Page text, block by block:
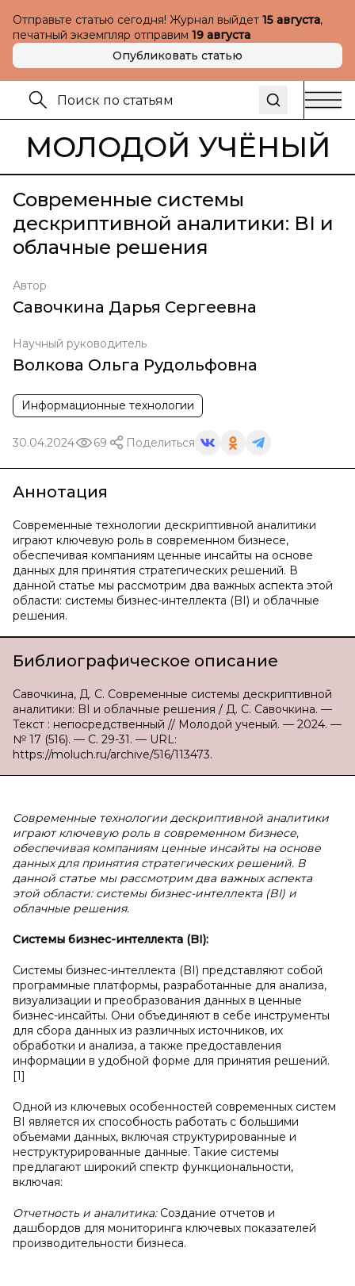
Отправьте статью сегодня! Журнал выйдет 15 августа,
печатный экземпляр отправим 19 августа
Опубликовать статью
МОЛОДОЙ УЧЁНЫЙ
Современные системы
дескриптивной аналитики: BI и
облачные решения
Автор
Савочкина Дарья Сергеевна
Научный руководитель
Волкова Ольга Рудольфовна
Информационные технологии
30.04.2024 69 Поделиться
Аннотация
Современные технологии дескриптивной аналитики
играют ключевую роль в современном бизнесе,
обеспечивая компаниям ценные инсайты на основе
данных для принятия стратегических решений. В
данной статье мы рассмотрим два важных аспекта этой
области: системы бизнес-интеллекта (BI) и облачные
решения.
Библиографическое описание
Савочкина, Д. С. Современные системы дескриптивной
аналитики: BI и облачные решения / Д. С. Савочкина. —
Текст : непосредственный // Молодой ученый. — 2024. —
№ 17 (516). — С. 29-31. — URL:
https://moluch.ru/archive/516/113473.
Современные технологии дескриптивной аналитики
играют ключевую роль в современном бизнесе,
обеспечивая компаниям ценные инсайты на основе
данных для принятия стратегических решений. В
данной статье мы рассмотрим два важных аспекта
этой области: системы бизнес-интеллекта (BI) и
облачные решения.
Системы бизнес-интеллекта (BI):
Системы бизнес-интеллекта (BI) представляют собой
программные платформы, разработанные для анализа,
визуализации и преобразования данных в ценные
бизнес-инсайты. Они объединяют в себе инструменты
для сбора данных из различных источников, их
обработки и анализа, а также предоставления
информации в удобной форме для принятия решений.
[1]
Одной из ключевых особенностей современных систем
BI является их способность работать с большими
объемами данных, включая структурированные и
неструктурированные данные. Такие системы
предлагают широкий спектр функциональности,
включая:
Отчетность и аналитика: Создание отчетов и
дашбордов для мониторинга ключевых показателей
производительности бизнеса.